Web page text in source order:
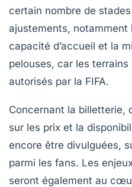
certain nombre de stades
ajustements, notamment
capacité d’accueil et la
pelouses, car les
autorisés par la FIFA.
Concernant la billetterie,
sur les prix et la
encore être divulguées,
parmi les fans. Les
seront également au